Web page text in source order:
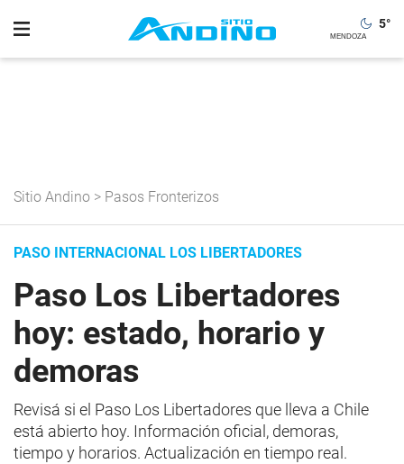
5°
Sitio Andino > Pasos Fronterizos
PASO INTERNACIONAL LOS LIBERTADORES
Paso Los Libertadores
hoy: estado, horario y
demoras
Revisá si el Paso Los Libertadores que lleva a Chile
está abierto hoy. Información oficial, demoras,
tiempo y horarios. Actualización en tiempo real.